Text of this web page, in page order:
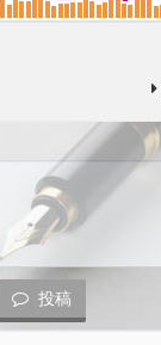
投稿